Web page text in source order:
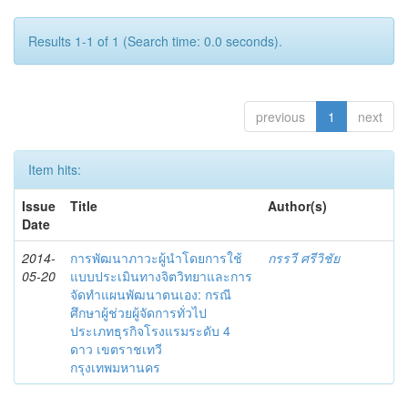
Results 1-1 of 1 (Search time: 0.0 seconds).
previous 1 next
Item hits:
Issue
Date
Title Author(s)
2014-
05-20
การพัฒนาภาวะผู้นำโดยการใช้
แบบประเมินทางจิตวิทยาและการ
จัดทำแผนพัฒนาตนเอง: กรณี
ศึกษาผู้ช่วยผู้จัดการทั่วไป
ประเภทธุรกิจโรงแรมระดับ 4
ดาว เขตราชเทวี
กรุงเทพมหานคร
กรรวี ศรีวิชัย